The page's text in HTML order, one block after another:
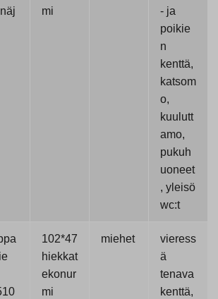
mi
- ja
poikie
n
kenttä,
katsom
o,
kuulutt
amo,
pukuh
uoneet
, yleisö
wc:t
102*47
hiekkat
ekonur
mi
miehet
vieress
ä
tenava
kenttä,